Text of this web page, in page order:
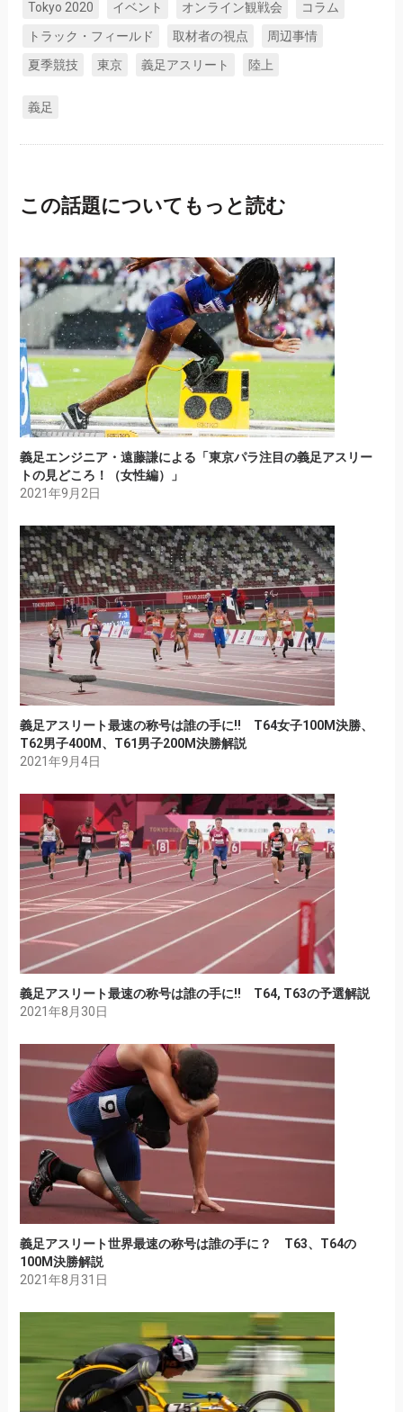
Tokyo 2020 イベント オンライン観戦会
コラム
トラック・フィールド
取材者の視点
周辺事情
夏季競技
東京 義足アスリート 陸上
義足
この話題についてもっと読む
義足エンジニア・遠藤謙による「東京パラ注目の義足アスリー
トの見どころ！（女性編）」
2021年9月2日
義足アスリート最速の称号は誰の手に!! T64女子100M決勝、
T62男子400M、T61男子200M決勝解説
2021年9月4日
義足アスリート最速の称号は誰の手に!! T64, T63の予選解説
2021年8月30日
義足アスリート世界最速の称号は誰の手に？ T63、T64の
100M決勝解説
2021年8月31日